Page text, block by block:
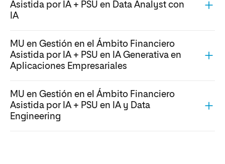
Asistida por IA + PSU en Data Analyst con
IA
MU en Gestión en el Ámbito Financiero
Asistida por IA + PSU en IA Generativa en
Aplicaciones Empresariales
MU en Gestión en el Ámbito Financiero
Asistida por IA + PSU en IA y Data
Engineering